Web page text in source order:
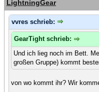
LightningGear
vvres schrieb:
GearTight schrieb:
Und ich lieg noch im Bett.
großen Gruppe) kommt
von wo kommt ihr? Wir